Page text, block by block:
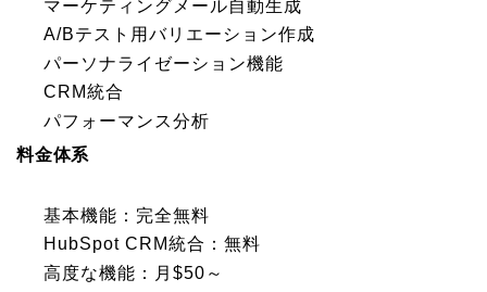
マーケティングメール自動生成
A/Bテスト用バリエーション作成
パーソナライゼーション機能
CRM統合
パフォーマンス分析
料金体系
基本機能：完全無料
HubSpot CRM統合：無料
高度な機能：月$50～